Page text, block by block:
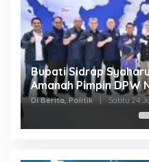
Bupati Sidrap
Amanah Pimpin DPW
Di Berita, Politik | Sabtu 24